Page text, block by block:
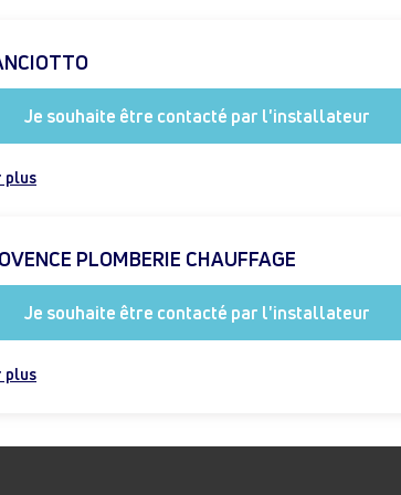
Je souhaite être contacté par l'installateur
plus
PLOMBERIE CHAUFFAGE
Je souhaite être contacté par l'installateur
plus